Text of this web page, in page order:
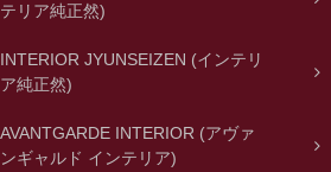
テリア純正然)
INTERIOR JYUNSEIZEN (インテリ
ア純正然)
AVANTGARDE INTERIOR (アヴァ
ンギャルド インテリア)